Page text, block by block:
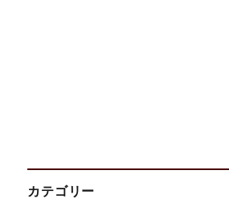
カテゴリー